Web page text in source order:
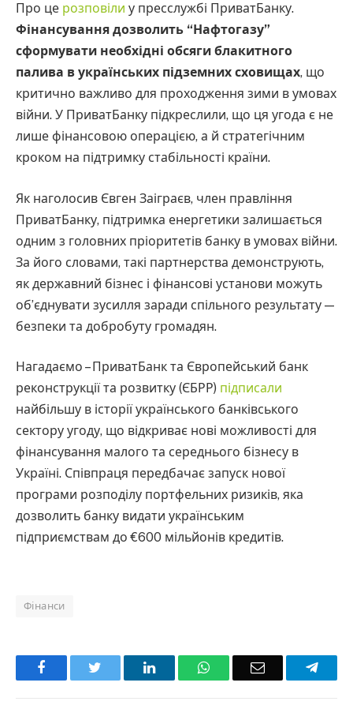
Про це розповіли у пресслужбі ПриватБанку.
Фінансування дозволить “Нафтогазу”
сформувати необхідні обсяги блакитного
палива в українських підземних сховищах, що
критично важливо для проходження зими в умовах
війни. У ПриватБанку підкреслили, що ця угода є не
лише фінансовою операцією, а й стратегічним
кроком на підтримку стабільності країни.
Як наголосив Євген Заіграєв, член правління
ПриватБанку, підтримка енергетики залишається
одним з головних пріоритетів банку в умовах війни.
За його словами, такі партнерства демонструють,
як державний бізнес і фінансові установи можуть
об’єднувати зусилля заради спільного результату —
безпеки та добробуту громадян.
Нагадаємо – ПриватБанк та Європейський банк
реконструкції та розвитку (ЄБРР) підписали
найбільшу в історії українського банківського
сектору угоду, що відкриває нові можливості для
фінансування малого та середнього бізнесу в
Україні. Співпраця передбачає запуск нової
програми розподілу портфельних ризиків, яка
дозволить банку видати українським
підприємствам до €600 мільйонів кредитів.
Фінанси
Facebook LinkedInWhatsAppEmail